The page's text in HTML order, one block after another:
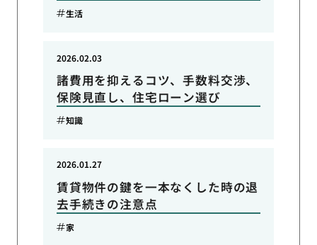
生活
諸費用を抑えるコツ、手数料交渉、
保険見直し、住宅ローン選び
2026.02.03
知識
賃貸物件の鍵を一本なくした時の退
去手続きの注意点
2026.01.27
家